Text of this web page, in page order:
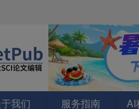
我们 服务指南 AI